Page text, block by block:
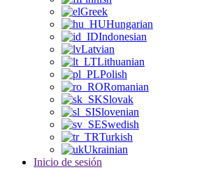
Greek
Hungarian
Indonesian
Latvian
Lithuanian
Polish
Romanian
Slovak
Slovenian
Swedish
Turkish
Ukrainian
Inicio de sesión